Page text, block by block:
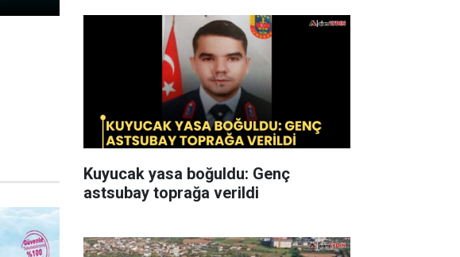
Kuyucak yasa boğuldu: Genç
astsubay toprağa verildi